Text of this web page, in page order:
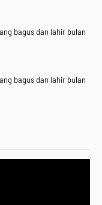
bagus dan lahir bulan
bagus dan lahir bulan